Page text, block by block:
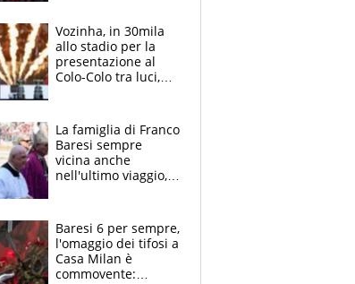
Vozinha, in 30mila
allo stadio per la
presentazione al
Colo-Colo tra luci,
La famiglia di Franco
Baresi sempre
vicina anche
nell'ultimo viaggio,
circondati
dall'affetto dei tifosi
Baresi 6 per sempre,
l'omaggio dei tifosi a
Casa Milan è
commovente: